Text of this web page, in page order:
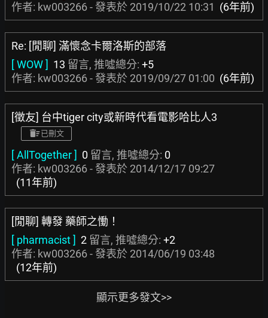
作者: kw003266 - 發表於 2019/10/22 10:31 (6年前)
Re: [閒聊] 滿懷念卡爾洛斯的部落
[ WOW ] 13 留言, 推噓總分: +5
作者: kw003266 - 發表於 2019/09/27 01:00 (6年前)
[徵友] 台中tiger city或新時代看電影哈比人3
已刪文
[ AllTogether ] 0 留言, 推噓總分: 0
作者: kw003266 - 發表於 2014/12/17 09:27
(11年前)
[閒聊] 轉發 藥師之慟！
[ pharmacist ] 2 留言, 推噓總分: +2
作者: kw003266 - 發表於 2014/06/19 03:48
(12年前)
顯示更多發文>>